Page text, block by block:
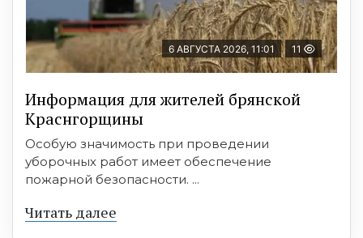
6 АВГУСТА 2026, 11:01 11
Информация для жителей брянской
Краснгорщины
Особую значимость при проведении
уборочных работ имеет обеспечение
пожарной безопасности. ...
Читать далее